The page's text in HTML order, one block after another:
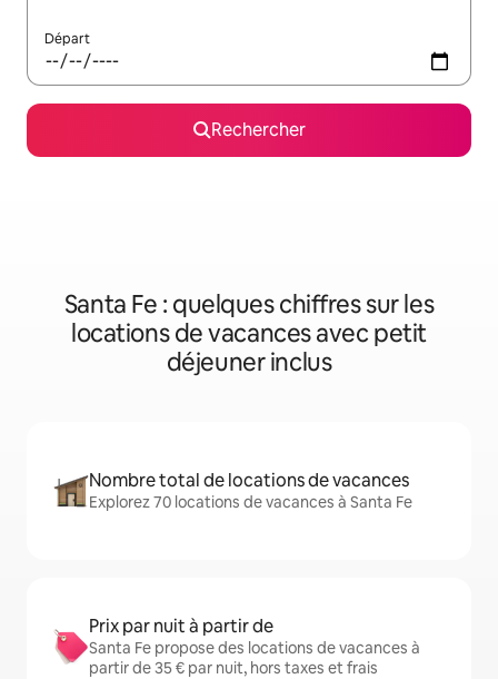
Départ
Rechercher
Santa Fe : quelques chiffres sur les
locations de vacances avec petit
déjeuner inclus
Nombre total de locations de vacances
Explorez 70 locations de vacances à Santa Fe
Prix par nuit à partir de
Santa Fe propose des locations de vacances à
partir de 35 € par nuit, hors taxes et frais